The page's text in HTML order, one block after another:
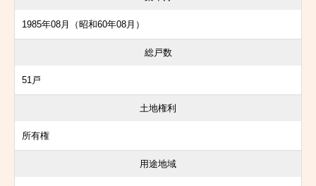
1985年08月（昭和60年08月）
総戸数
51戸
土地権利
所有権
用途地域